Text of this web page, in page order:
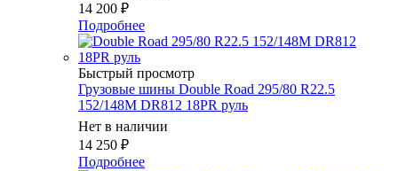
14 200 ₽
Подробнее
Быстрый просмотр
Грузовые шины Double Road 295/80 R22.5
152/148M DR812 18PR руль
Нет в наличии
14 250 ₽
Подробнее